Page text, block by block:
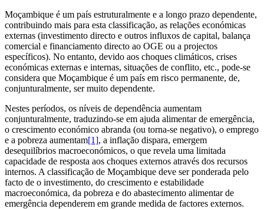
Moçambique é um país estruturalmente e a longo prazo dependente,
contribuindo mais para esta classificação, as relações económicas
externas (investimento directo e outros influxos de capital, balança
comercial e financiamento directo ao OGE ou a projectos
específicos). No entanto, devido aos choques climáticos, crises
económicas externas e internas, situações de conflito, etc., pode-se
considera que Moçambique é um país em risco permanente, de,
conjunturalmente, ser muito dependente.
Nestes períodos, os níveis de dependência aumentam
conjunturalmente, traduzindo-se em ajuda alimentar de emergência,
o crescimento económico abranda (ou torna-se negativo), o emprego
e a pobreza aumentam[1], a inflação dispara, emergem
desequilíbrios macroeconómicos, o que revela uma limitada
capacidade de resposta aos choques externos através dos recursos
internos. A classificação de Moçambique deve ser ponderada pelo
facto de o investimento, do crescimento e estabilidade
macroeconómica, da pobreza e do abastecimento alimentar de
emergência dependerem em grande medida de factores externos.